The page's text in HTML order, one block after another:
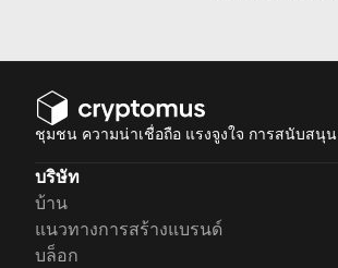
อะไรบ้าง
ชุมชน ความน่าเชื่อถือ แรงจูงใจ การสนับสนุน
บริษัท
บ้าน
แนวทางการสร้างแบรนด์
บล็อก